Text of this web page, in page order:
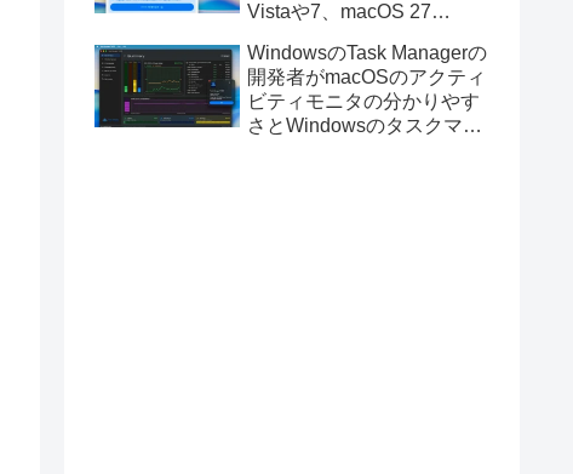
Vistaや7、macOS 27
トーラの作成に対応。
WindowsのTask Managerの
開発者がmacOSのアクティ
ビティモニタの分かりやす
さとWindowsのタスクマネ